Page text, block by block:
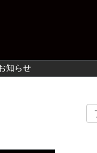
知らせ